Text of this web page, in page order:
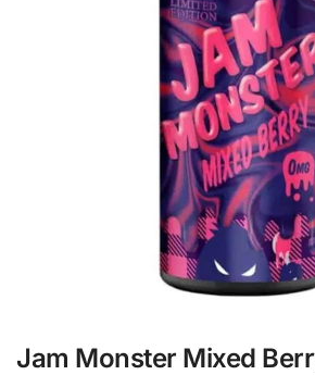
Jam Monster Mixed